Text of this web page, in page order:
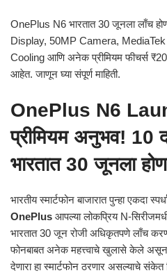
OnePlus N6 भारतात 30 जूनला लाँच
Display, 50MP Camera,
Cooling आणि अनेक प्रीमियम फीचर्स
आहेत. जाणून घ्या संपूर्ण माहिती.
OnePlus N6
प्रीमियम अनुभव! 10
भारतात 30 जूनला
भारतीय स्मार्टफोन बाजारात पुन्हा एकदा
OnePlus आपल्या लोकप्रिय N-
भारतात 30 जून रोजी अधिकृतपणे लाँच
फोनबाबत अनेक महत्त्वाचे खुलासे केले
देणारा हा स्मार्टफोन ठरणार असल्याचे